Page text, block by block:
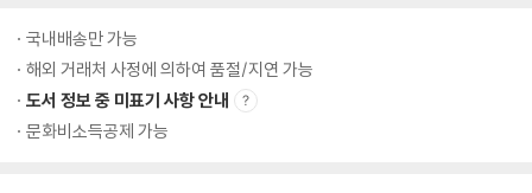
국내배송만 가능
해외 거래처 사정에 의하여 품절/지연 가능
도서 정보 중 미표기 사항 안내
문화비소득공제 가능